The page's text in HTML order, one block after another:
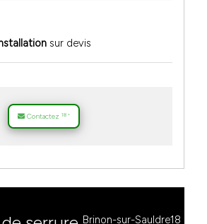
sur devis
Contactez 18 *
Brinon-sur-Sauldre18